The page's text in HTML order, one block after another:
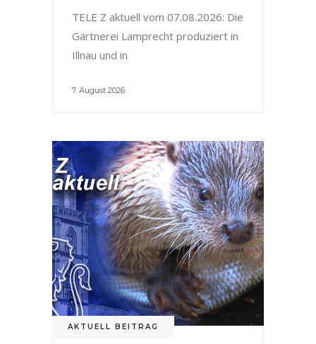
TELE Z aktuell vom 07.08.2026: Die
Gärtnerei Lamprecht produziert in
Illnau und in
7. August 2026
AKTUELL BEITRAG